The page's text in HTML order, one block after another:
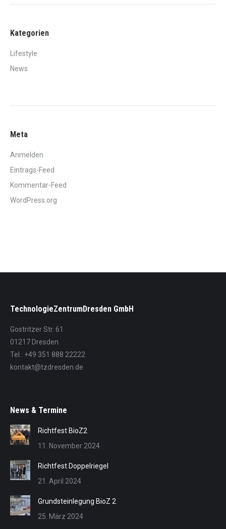
Kategorien
Lifestyle
News
Meta
Anmelden
Eintrags-Feed
Kommentar-Feed
WordPress.org
TechnologieZentrumDresden GmbH
Gostritzer Str. 61
01217 Dresden
Tel.: +49 351 888 22222
kontakt@tzdresden.de
News & Termine
Richtfest BioZ2
11. November 2024
Richtfest Doppelriegel
21. April 2024
Grundsteinlegung BioZ 2
25. März 2024